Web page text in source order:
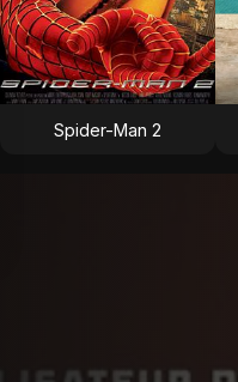
Spider-Man 2